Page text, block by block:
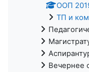
ООП
ТП и
Вечернее